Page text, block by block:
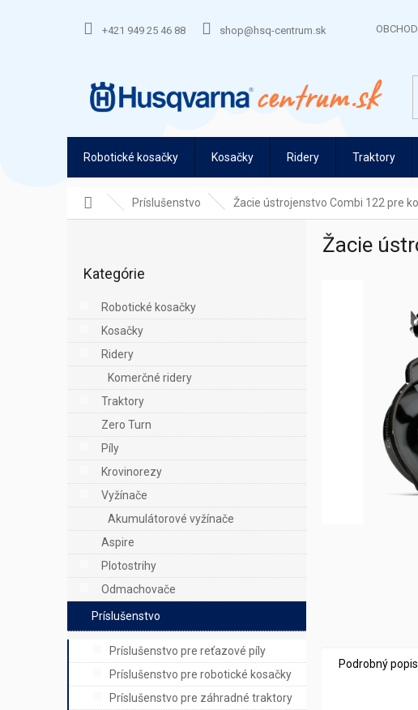
+421 949 25 46 88 shop@hsq-centrum.sk
Robotické kosačky Kosačky Ridery Traktory
DomovPríslušenstvo Žacie ústrojenstvo Combi 122 pre
p
e
l
kategórie
Kategórie
Robotické kosačky
Kosačky
Ridery
Komerčné ridery
Traktory
Zero Turn
Píly
Krovinorezy
Vyžínače
Akumulátorové vyžínače
Aspire
Plotostrihy
Odmachovače
Príslušenstvo
Príslušenstvo pre reťazové píly
Príslušenstvo pre robotické kosačky
Príslušenstvo pre záhradné traktory
Žacie
Podrobný